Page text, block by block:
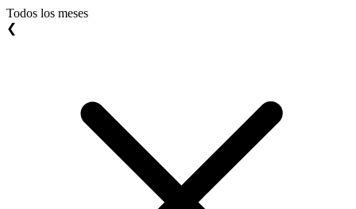
Todos los meses
❮